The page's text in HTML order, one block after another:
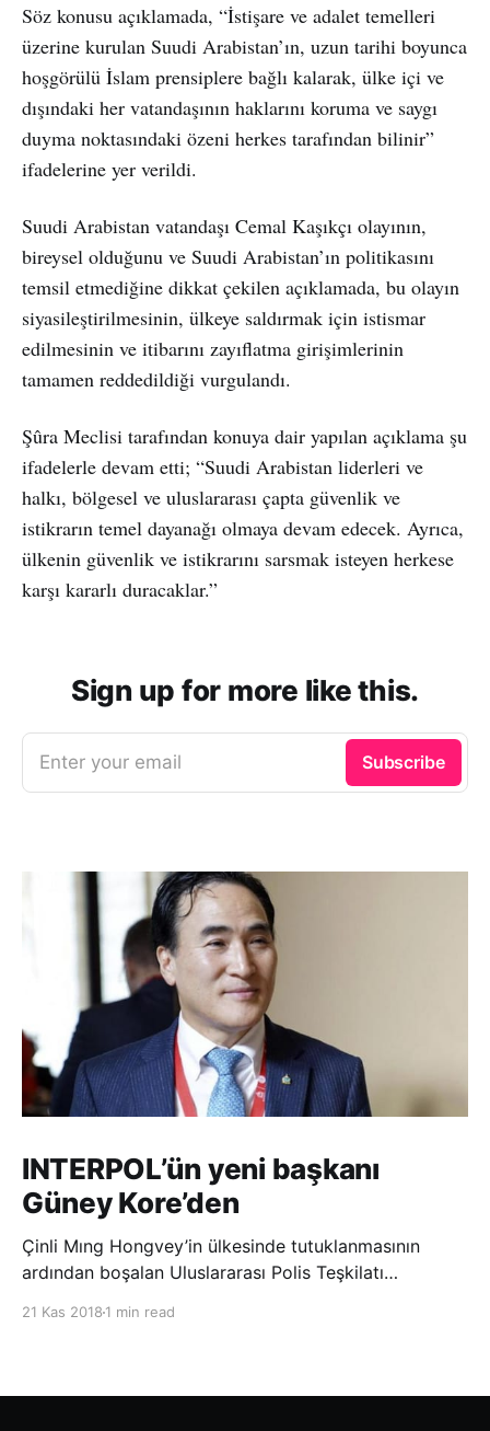
Söz konusu açıklamada, “İstişare ve adalet temelleri
üzerine kurulan Suudi Arabistan’ın, uzun tarihi boyunca
hoşgörülü İslam prensiplere bağlı kalarak, ülke içi ve
dışındaki her vatandaşının haklarını koruma ve saygı
duyma noktasındaki özeni herkes tarafından bilinir”
ifadelerine yer verildi.
Suudi Arabistan vatandaşı Cemal Kaşıkçı olayının,
bireysel olduğunu ve Suudi Arabistan’ın politikasını
temsil etmediğine dikkat çekilen açıklamada, bu olayın
siyasileştirilmesinin, ülkeye saldırmak için istismar
edilmesinin ve itibarını zayıflatma girişimlerinin
tamamen reddedildiği vurgulandı.
Şûra Meclisi tarafından konuya dair yapılan açıklama şu
ifadelerle devam etti; “Suudi Arabistan liderleri ve
halkı, bölgesel ve uluslararası çapta güvenlik ve
istikrarın temel dayanağı olmaya devam edecek. Ayrıca,
ülkenin güvenlik ve istikrarını sarsmak isteyen herkese
karşı kararlı duracaklar.”
Sign up for more like this.
Enter your email Subscribe
INTERPOL’ün yeni başkanı
Güney Kore’den
Çinli Mıng Hongvey’in ülkesinde tutuklanmasının
ardından boşalan Uluslararası Polis Teşkilatı
21 Kas 2018 1 min read